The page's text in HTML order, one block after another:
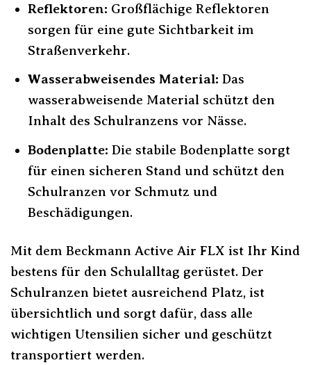
Reflektoren: Großflächige Reflektoren
sorgen für eine gute Sichtbarkeit im
Straßenverkehr.
Wasserabweisendes Material: Das
wasserabweisende Material schützt den
Inhalt des Schulranzens vor Nässe.
Bodenplatte: Die stabile Bodenplatte sorgt
für einen sicheren Stand und schützt den
Schulranzen vor Schmutz und
Beschädigungen.
Mit dem Beckmann Active Air FLX ist Ihr Kind
bestens für den Schulalltag gerüstet. Der
Schulranzen bietet ausreichend Platz, ist
übersichtlich und sorgt dafür, dass alle
wichtigen Utensilien sicher und geschützt
transportiert werden.